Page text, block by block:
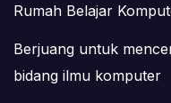
Rumah Belajar
Berjuang untuk
bidang ilmu komputer